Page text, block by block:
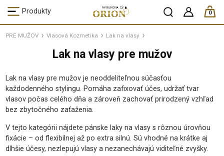
Produkty 0
ks /
PRE MUŽOV Vlasová Kozmetika Lak na vlasy
Lak na vlasy pre mužov
Lak na vlasy pre mužov je neoddeliteľnou súčasťou
každodenného stylingu. Pomáha zafixovať účes, udržať tvar
vlasov počas celého dňa a zároveň zachovať prirodzený vzhľad
bez zbytočného zaťaženia.
V tejto kategórii nájdete pánske laky na vlasy s rôznou úrovňou
fixácie – od flexibilnej až po extra silnú. Sú vhodné na krátke aj
dlhšie účesy, nezlepujú vlasy a nezanechávajú viditeľné zvyšky.